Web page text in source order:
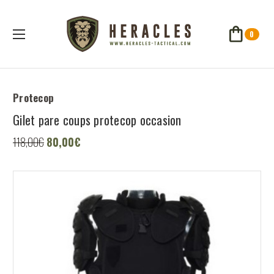
0
Protecop
Gilet pare coups protecop occasion
118,00€80,00€